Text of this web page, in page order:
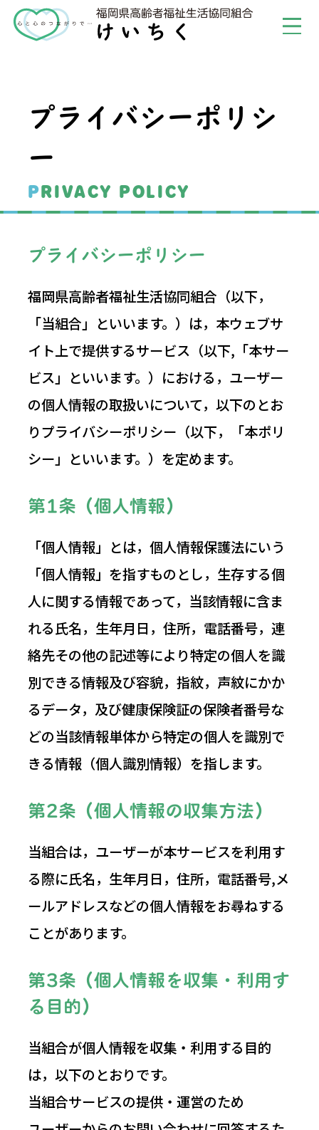
プライバシーポリシ
ー
PRIVACY POLICY
プライバシーポリシー
福岡県高齢者福祉生活協同組合（以下，
「当組合」といいます。）は，本ウェブサ
イト上で提供するサービス（以下,「本サー
ビス」といいます。）における，ユーザー
の個人情報の取扱いについて，以下のとお
りプライバシーポリシー（以下，「本ポリ
シー」といいます。）を定めます。
第1条（個人情報）
「個人情報」とは，個人情報保護法にいう
「個人情報」を指すものとし，生存する個
人に関する情報であって，当該情報に含ま
れる氏名，生年月日，住所，電話番号，連
絡先その他の記述等により特定の個人を識
別できる情報及び容貌，指紋，声紋にかか
るデータ，及び健康保険証の保険者番号な
どの当該情報単体から特定の個人を識別で
きる情報（個人識別情報）を指します。
第2条（個人情報の収集方法）
当組合は，ユーザーが本サービスを利用す
る際に氏名，生年月日，住所，電話番号,メ
ールアドレスなどの個人情報をお尋ねする
ことがあります。
第3条（個人情報を収集・利用す
る目的）
当組合が個人情報を収集・利用する目的
は，以下のとおりです。
当組合サービスの提供・運営のため